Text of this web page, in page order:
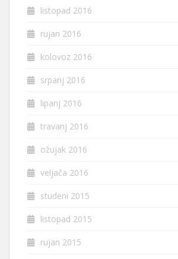
listopad 2016
rujan 2016
kolovoz 2016
srpanj 2016
lipanj 2016
travanj 2016
ožujak 2016
veljača 2016
studeni 2015
listopad 2015
rujan 2015